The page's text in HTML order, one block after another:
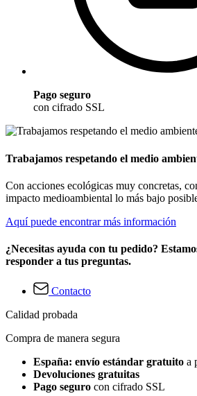
Pago seguro
con cifrado SSL
Trabajamos respetando el medio
Con acciones ecológicas muy concretas,
impacto medioambiental lo más bajo
Aquí puede encontrar más información
¿Necesitas ayuda con tu pedido?
responder a tus preguntas.
Contacto
Calidad probada
Compra de manera segura
España: envío estándar gratuito a
Devoluciones gratuitas
Pago seguro con cifrado SSL